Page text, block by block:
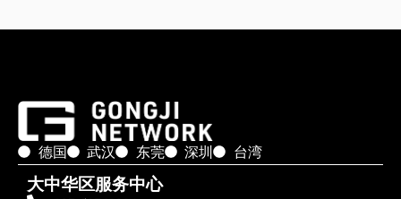
德国 武汉 东莞 深圳 台湾
大中华区服务中心